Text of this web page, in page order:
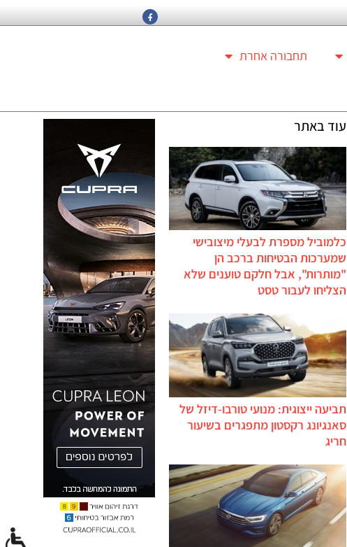
תחבורה אחרת
עוד באתר
כלמוביל מספרת לבעלי מיצובישי
שמערכות הבטיחות ברכב הן
"מותרות", אבל חלקם טוענים שלא
הצליחו לעבור טסט
תביעה ייצוגית: מנועי טורבו-דיזל של
סאנגיונג רקסטון מתפגרים בשיעור
חריג